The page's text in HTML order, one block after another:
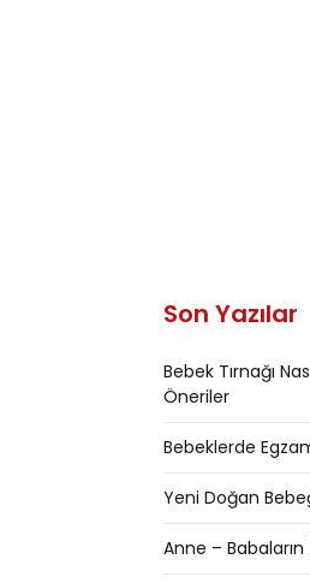
Son Yazılar
Bebek Tırnağı
Öneriler
Bebeklerde
Yeni Doğan
Anne –